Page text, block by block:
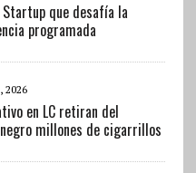
que desafía la
programada
2026
en LC retiran del
millones de cigarrillos